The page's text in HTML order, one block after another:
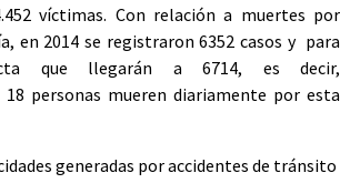
víctimas. Con relación a muertes por
en 2014 se registraron 6352 casos y para
que llegarán a 6714, es decir,
personas mueren diariamente por esta
generadas por accidentes de tránsito